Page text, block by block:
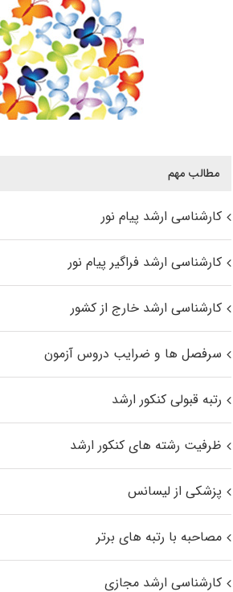
مطالب مهم
کارشناسی ارشد پیام نور
کارشناسی ارشد فراگیر پیام نور
کارشناسی ارشد خارج از کشور
سرفصل ها و ضرایب دروس آزمون
رتبه قبولی کنکور ارشد
ظرفیت رشته های کنکور ارشد
پزشکی از لیسانس
مصاحبه با رتبه های برتر
کارشناسی ارشد مجازی